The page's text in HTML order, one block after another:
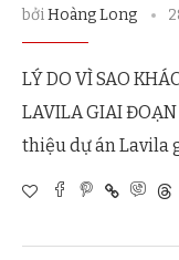
bởiHoàng Long
LÝ DO VÌ SAO
LAVILA GIAI
thiệu dự án Lavila